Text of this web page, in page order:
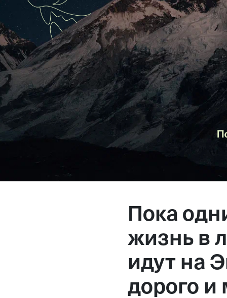
Контакты
ГалереяОтзывыFAQ
+7 925 836 16 98
Большая
вход 10, 3 этаж, КП «Дизайн
Пока
жизнь в
идут на
дорого и